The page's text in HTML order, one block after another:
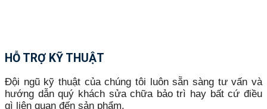
HỖ TRỢ KỸ THUẬT
Đội ngũ kỹ thuật của chúng tôi luôn sẵn sàng tư vấn và
hướng dẫn quý khách sửa chữa bảo trì hay bất cứ điều
gì liên quan đến sản phẩm.